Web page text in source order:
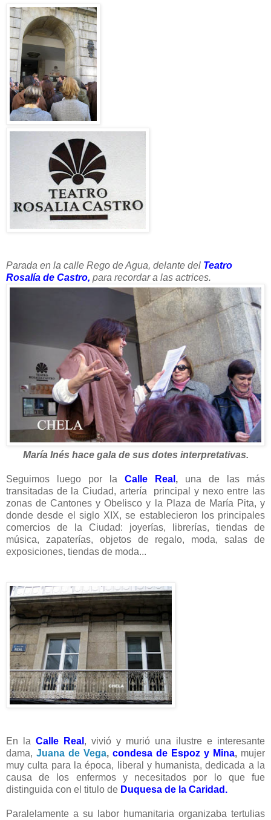
Parada en la calle Rego de Agua, delante del Teatro
Rosalía de Castro, para recordar a las actrices.
María Inés hace gala de sus dotes interpretativas.
Seguimos luego por la Calle Real , una de las más
transitadas de la Ciudad, artería principal y nexo entre las
zonas de Cantones y Obelisco y la Plaza de María Pita, y
donde desde el siglo XIX, se establecieron los principales
comercios de la Ciudad: joyerías, librerías, tiendas de
música, zapaterías, objetos de regalo, moda, salas de
exposiciones, tiendas de moda...
En la Calle Rea , vivió y murió una ilustre e interesante
dama, Juana de Vega, condesa de Espoz y Mina, mujer
muy culta para la época, liberal y humanista, dedicada a la
causa de los enfermos y necesitados por lo que fue
distinguida con el titulo de Duquesa de la Caridad.
Paralelamente a su labor humanitaria organizaba tertulias